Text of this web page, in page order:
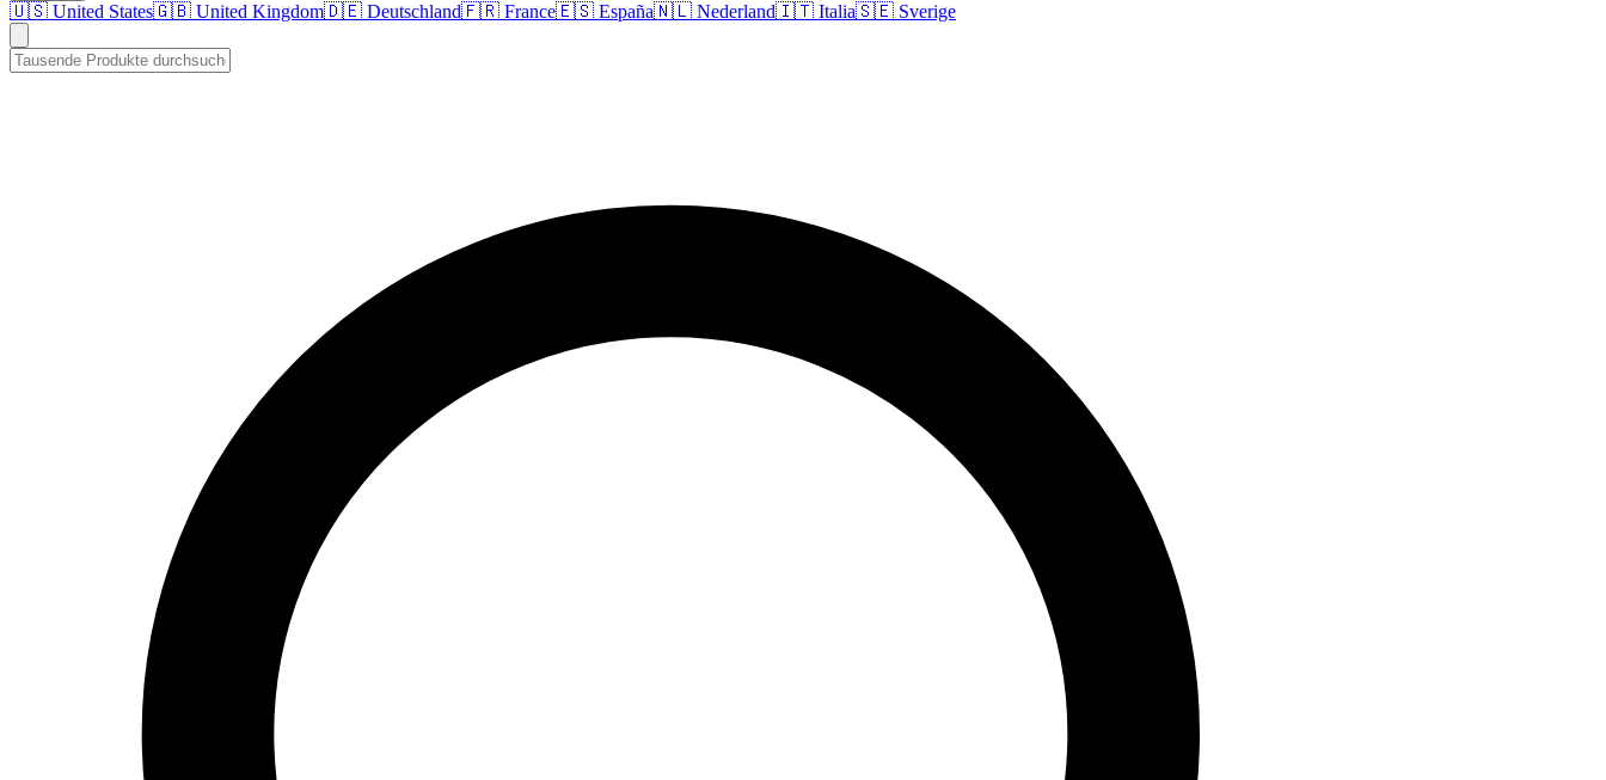
🇺🇸 United States🇬🇧 United Kingdom🇩🇪 Deutschland🇫🇷 France🇪🇸 España🇳🇱 Nederland🇮🇹 Italia🇸🇪 Sverige